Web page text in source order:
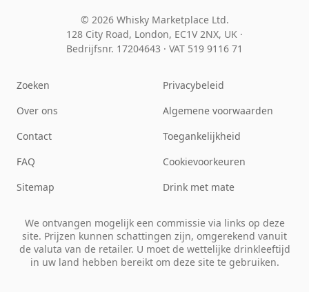
© 2026 Whisky Marketplace Ltd.
128 City Road, London, EC1V 2NX, UK ·
Bedrijfsnr. 17204643 · VAT 519 9116 71
Zoeken
Over ons
Contact
FAQ
Sitemap
Privacybeleid
Algemene voorwaarden
Toegankelijkheid
Cookievoorkeuren
Drink met mate
We ontvangen mogelijk een commissie via links op deze
site. Prijzen kunnen schattingen zijn, omgerekend vanuit
de valuta van de retailer. U moet de wettelijke drinkleeftijd
in uw land hebben bereikt om deze site te gebruiken.